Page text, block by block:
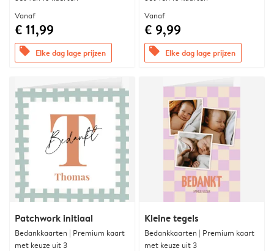
Vanaf
€ 11,99
offers Elke dag lage prijzen
Vanaf
€ 9,99
offers Elke dag lage prijzen
Patchwork initiaal
Bedankkaarten | Premium kaart
met keuze uit 3
Kleine tegels
Bedankkaarten | Premium kaart
met keuze uit 3